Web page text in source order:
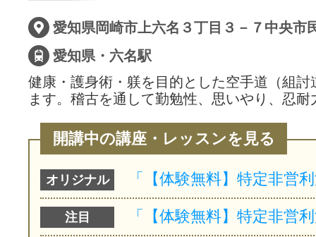
愛知県岡崎市上六名３丁目３－７中央市
愛知県・六名駅
健康・護身術・躾を目的とした空手道（組討
ます。稽古を通して勤勉性、思いやり、忍
開講中の講座・レッスンを見る
オリジナル
注目